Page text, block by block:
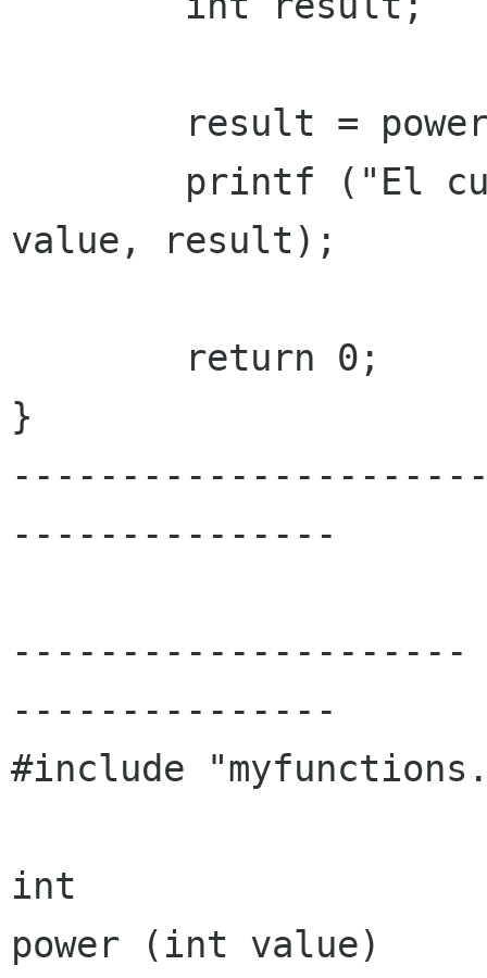
value, result);
}
---------------
---------------------
---------------
#include
int
power (int value)